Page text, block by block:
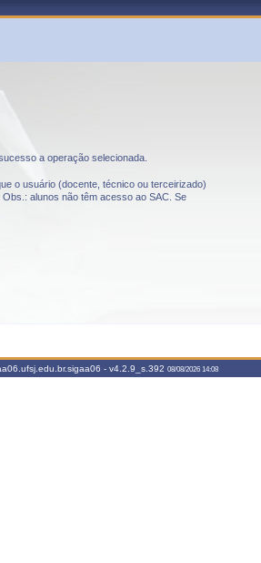
a operação selecionada.
o usuário (docente, técnico ou terceirizado)
alunos não têm acesso ao SAC. Se
- v4.2.9_s.392 08/08/2026 14:08